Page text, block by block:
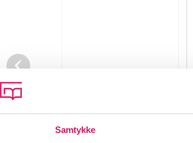
Samtykke
Kim Fupz Aakeson